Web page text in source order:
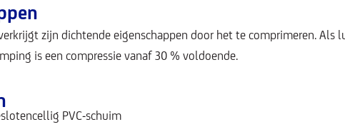
zijn dichtende eigenschappen door het te comprimeren. Als
is een compressie vanaf 30 % voldoende.
PVC-schuim